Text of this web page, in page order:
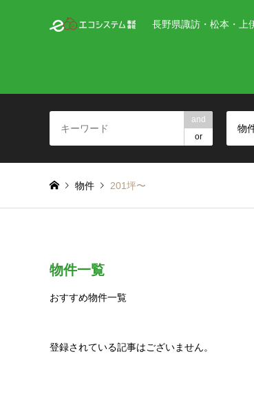
長野県諏訪・松本・上
and
or
物
物件 201坪〜
物件一覧
おすすめ物件一覧
登録されている記事はございません。